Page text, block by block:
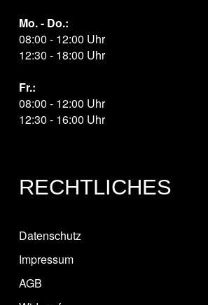
Mo. - Do.:
08:00 - 12:00 Uhr
12:30 - 18:00 Uhr
Fr.:
08:00 - 12:00 Uhr
12:30 - 16:00 Uhr
RECHTLICHES
Datenschutz
Impressum
AGB